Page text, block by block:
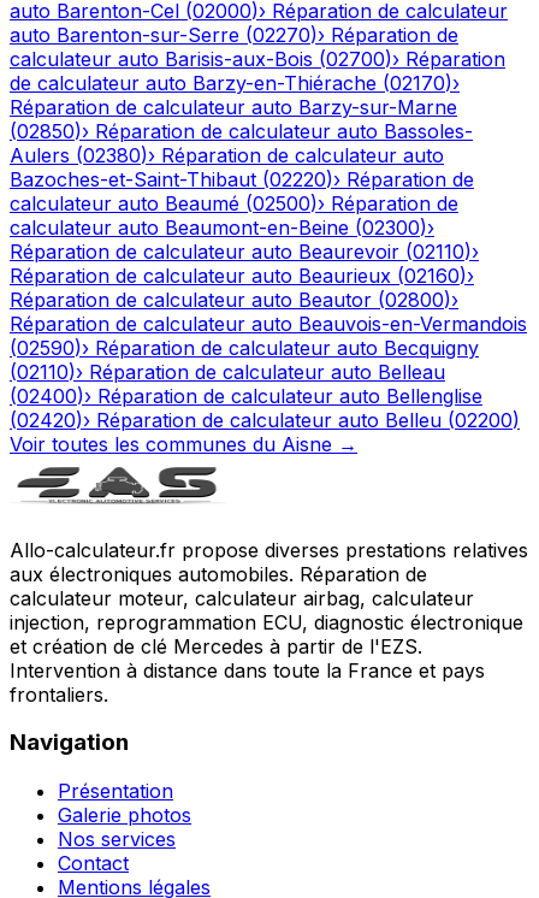
auto Barenton-Cel (02000)› Réparation de calculateur
auto Barenton-sur-Serre (02270)› Réparation de
calculateur auto Barisis-aux-Bois (02700)› Réparation
de calculateur auto Barzy-en-Thiérache (02170)›
Réparation de calculateur auto Barzy-sur-Marne
(02850)› Réparation de calculateur auto Bassoles-
Aulers (02380)› Réparation de calculateur auto
Bazoches-et-Saint-Thibaut (02220)› Réparation de
calculateur auto Beaumé (02500)› Réparation de
calculateur auto Beaumont-en-Beine (02300)›
Réparation de calculateur auto Beaurevoir (02110)›
Réparation de calculateur auto Beaurieux (02160)›
Réparation de calculateur auto Beautor (02800)›
Réparation de calculateur auto Beauvois-en-Vermandois
(02590)› Réparation de calculateur auto Becquigny
(02110)› Réparation de calculateur auto Belleau
(02400)› Réparation de calculateur auto Bellenglise
(02420)› Réparation de calculateur auto Belleu (02200)
Voir toutes les communes du Aisne →
Allo-calculateur.fr propose diverses prestations relatives
aux électroniques automobiles. Réparation de
calculateur moteur, calculateur airbag, calculateur
injection, reprogrammation ECU, diagnostic électronique
et création de clé Mercedes à partir de l'EZS.
Intervention à distance dans toute la France et pays
frontaliers.
Navigation
Présentation
Galerie photos
Nos services
Contact
Mentions légales